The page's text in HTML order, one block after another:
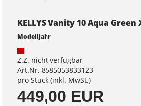
KELLYS Vanity 10 Aqua Green
Modelljahr
Z.Z. nicht verfügbar
Art.Nr. 8585053833123
pro Stück (inkl. MwSt.)
449,00 EUR